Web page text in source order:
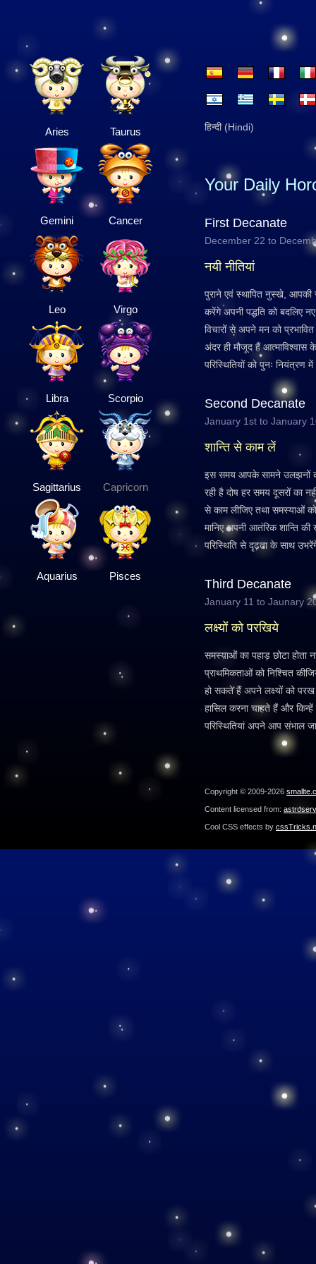
Aries Taurus
Gemini Cancer
Leo Virgo
Libra Scorpio
Sagittarius Capricorn
Aquarius Pisces
हिन्दी (Hindi)
Your Daily
First Decanate
December 22 to
नयी नीतियां
पुराने एवं स्थापित नुस्खे,
करेंगे अपनी पद्धति को बदलिए
विचारों से अपने मन को
अंदर ही मौजूद हैं
परिस्थितियों को पुनः नियंत्रण
Second Decanate
January 1st to January
शान्ति से काम लें
इस समय आपके सामने उलझनों
रही है दोष हर समय दूसरों का
से काम लीजिए तथा समस्याओं
मानिए अपनी आतंरिक शान्ति
परिस्थिति से दृढ़ता के साथ
Third Decanate
January 11 to Jaunary
लक्ष्यों को परखिये
समस्याओं का पहाड़ छोटा होता
प्राथमिकताओं को निश्चित
हो सकते हैं अपने लक्ष्यों को
हासिल करना चाहते हैं और
परिस्थितियां अपने आप संभाल
Copyright © 2009-2026
Content licensed from:
Cool CSS effects by